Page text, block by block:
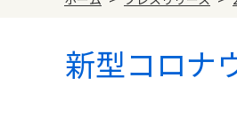
新型コロナ